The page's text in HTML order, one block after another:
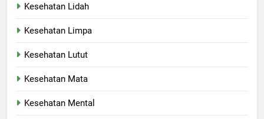
Kesehatan Lidah
Kesehatan Limpa
Kesehatan Lutut
Kesehatan Mata
Kesehatan Mental